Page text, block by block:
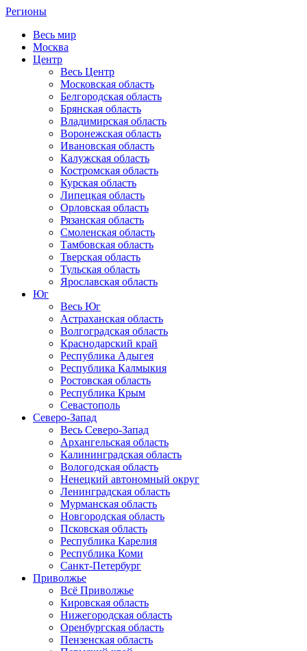
Регионы
Весь мир
Москва
Центр
Весь Центр
Московская область
Белгородская область
Брянская область
Владимирская область
Воронежская область
Ивановская область
Калужская область
Костромская область
Курская область
Липецкая область
Орловская область
Рязанская область
Смоленская область
Тамбовская область
Тверская область
Тульская область
Ярославская область
Юг
Весь Юг
Астраханская область
Волгоградская область
Краснодарский край
Республика Адыгея
Республика Калмыкия
Ростовская область
Республика Крым
Севастополь
Северо-Запад
Весь Северо-Запад
Архангельская область
Калининградская область
Вологодская область
Ненецкий автономный округ
Ленинградская область
Мурманская область
Новгородская область
Псковская область
Республика Карелия
Республика Коми
Санкт-Петербург
Приволжье
Всё Приволжье
Кировская область
Нижегородская область
Оренбургская область
Пензенская область